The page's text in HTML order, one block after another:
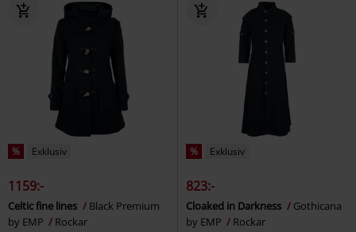
% Exklusiv
1159:-
Celtic fine lines
Black Premium
by EMP
Rockar
% Exklusiv
823:-
Cloaked in Darkness
Gothicana
by EMP
Rockar